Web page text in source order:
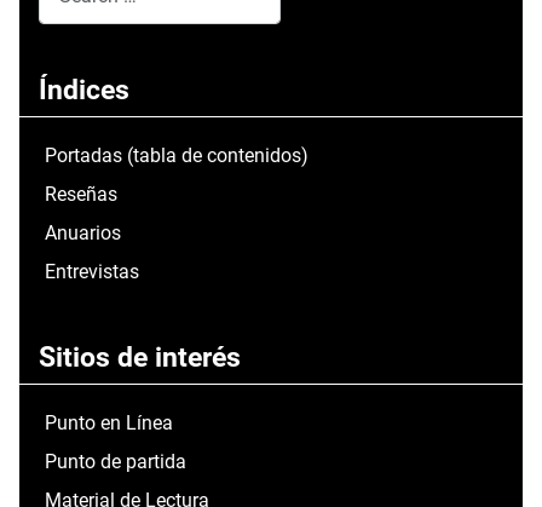
Índices
Portadas (tabla de contenidos)
Reseñas
Anuarios
Entrevistas
Sitios de interés
Punto en Línea
Punto de partida
Material de Lectura